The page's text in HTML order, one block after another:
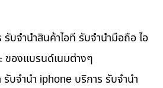
บจำนำสินค้าไอที รับจำนำมือถือ ไอ
ของแบรนด์เนมต่างๆ
บจำนำ iphone บริการ รับจำนำ